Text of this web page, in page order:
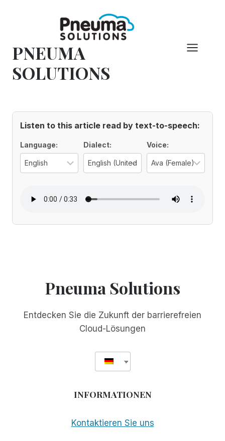
PNEUMA
SOLUTIONS
Listen to this article read by text-to-speech:
Voice Options
Language:
Select the language for the TTS
Dialect:
Select the regional
Voice:
Pneuma Solutions
Entdecken Sie die Zukunft der barrierefreien
Cloud-Lösungen
INFORMATIONEN
Kontaktieren Sie uns